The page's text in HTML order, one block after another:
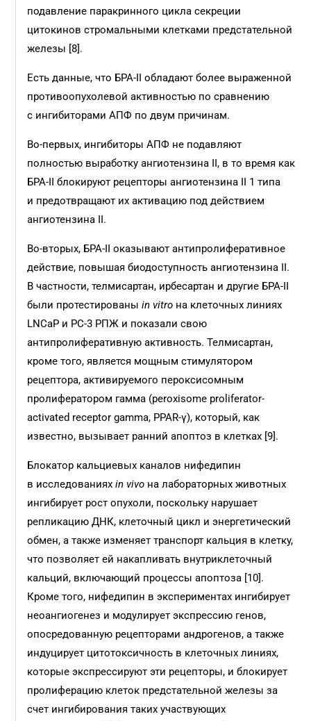
подавление паракринного цикла секреции
цитокинов стромальными клетками предстательной
железы [8].
Есть данные, что БРА-II обладают более выраженной
противоопухолевой активностью по сравнению
с ингибиторами АПФ по двум причинам.
Во-первых, ингибиторы АПФ не подавляют
полностью выработку ангиотензина II, в то время как
БРА-II блокируют рецепторы ангиотензина II 1 типа
и предотвращают их активацию под действием
ангиотензина II.
Во-вторых, БРА-II оказывают антипролиферативное
действие, повышая биодоступность ангиотензина II.
В частности, телмисартан, ирбесартан и другие БРА-II
были протестированыin vitro на клеточных линиях
LNCaP и PC-3 РПЖ и показали свою
антипролиферативную активность. Телмисартан,
кроме того, является мощным стимулятором
рецептора, активируемого пероксисомным
пролифератором гамма (peroxisome proliferator-
activated receptor gamma, PPAR-γ), который, как
известно, вызывает ранний апоптоз в клетках [9].
Блокатор кальциевых каналов нифедипин
в исследованияхin vivo на лабораторных животных
ингибирует рост опухоли, поскольку нарушает
репликацию ДНК, клеточный цикл и энергетический
обмен, а также изменяет транспорт кальция в клетку,
что позволяет ей накапливать внутриклеточный
кальций, включающий процессы апоптоза [10].
Кроме того, нифедипин в экспериментах ингибирует
неоангиогенез и модулирует экспрессию генов,
опосредованную рецепторами андрогенов, а также
индуцирует цитотоксичность в клеточных линиях,
которые экспрессируют эти рецепторы, и блокирует
пролиферацию клеток предстательной железы за
счет ингибирования таких участвующих